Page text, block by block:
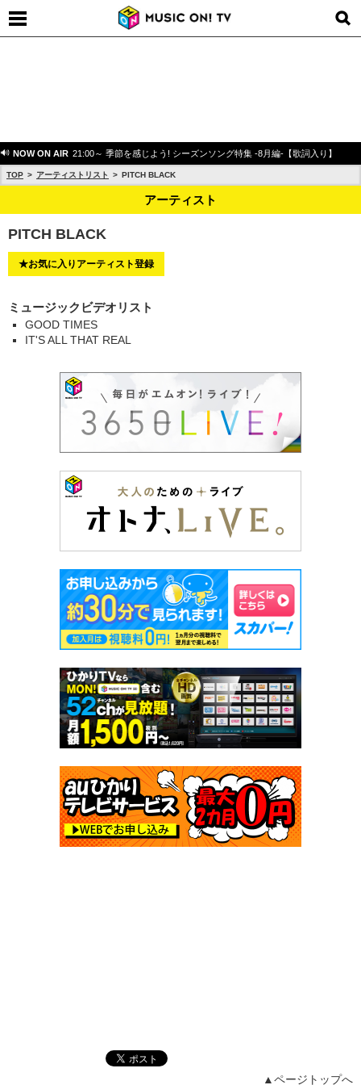
NOW ON AIR 21:00～ 季節を感じよう! シーズンソング特集 -8月編-【歌詞入り】
TOP アーティストリスト PITCH BLACK
アーティスト
PITCH BLACK
★お気に入りアーティスト登録
ミュージックビデオリスト
GOOD TIMES
IT'S ALL THAT REAL
▲ページトップへ